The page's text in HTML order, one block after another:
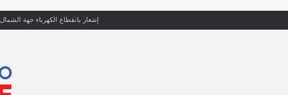
منظّمة تدعو السلطات إلى التدخل بعد تداول صور أطفال يعيشون في الشوارع